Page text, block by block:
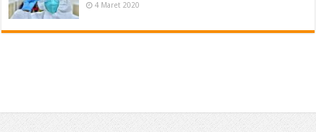
4 Maret 2020